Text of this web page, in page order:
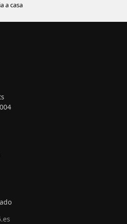
a casa